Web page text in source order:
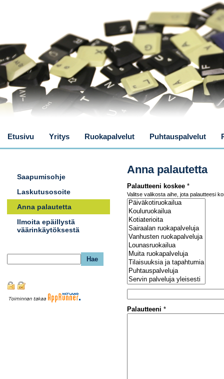
Etusivu Yritys Ruokapalvelut Puhtauspalvelut
Saapumisohje
Laskutusosoite
Anna palautetta
Ilmoita epäillystä
väärinkäytöksestä
Anna palautetta
Palautteeni koskee *
Valitse valikosta aihe, jota palautteesi
Palautteeni *